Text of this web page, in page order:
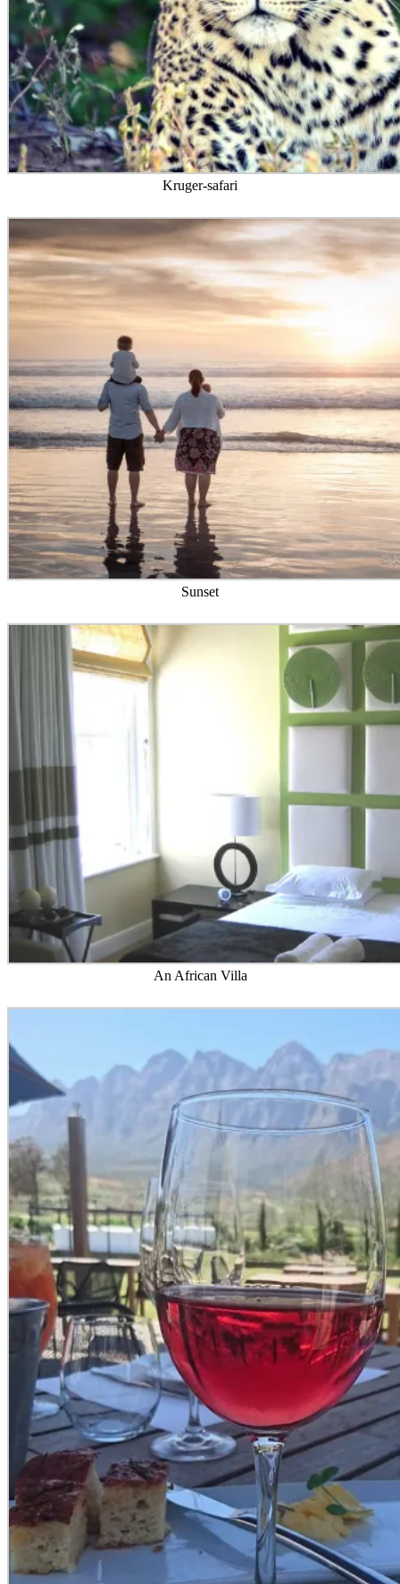
Kruger-safari
Sunset
An African Villa